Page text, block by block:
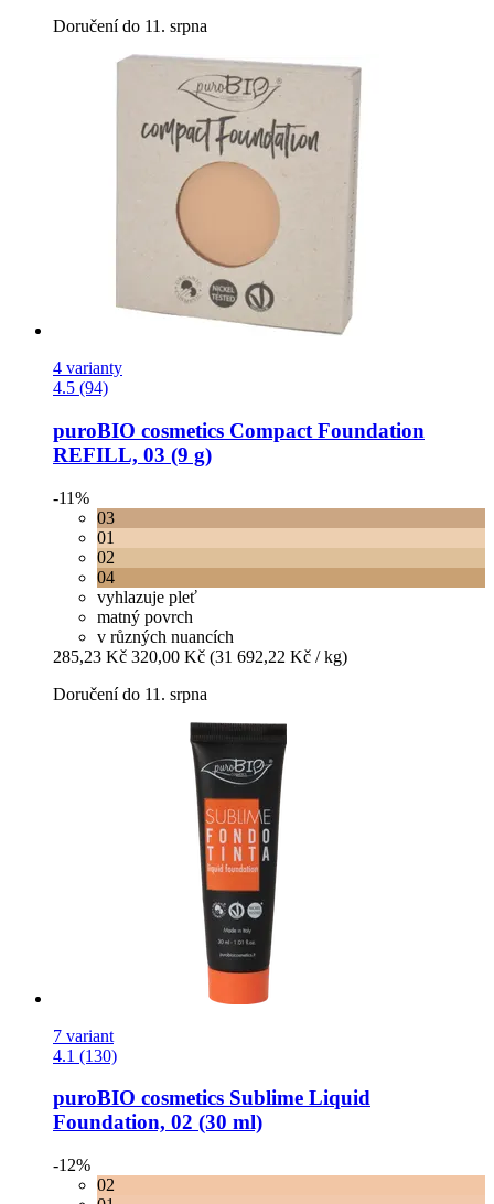
Doručení do 11. srpna
4 varianty
4.5 (94)
puroBIO cosmetics Compact Foundation
REFILL, 03 (9 g)
-11%
03
01
02
04
vyhlazuje pleť
matný povrch
v různých nuancích
285,23 Kč 320,00 Kč (31 692,22 Kč / kg)
Doručení do 11. srpna
7 variant
4.1 (130)
puroBIO cosmetics Sublime Liquid
Foundation, 02 (30 ml)
-12%
02